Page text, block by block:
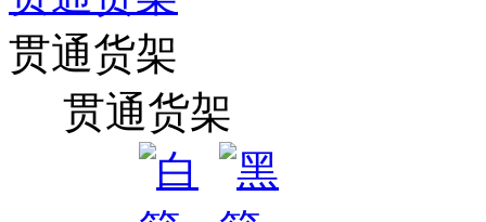
贯通货架
贯通货架